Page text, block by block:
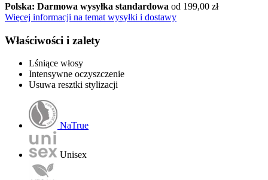
Polska: Darmowa wysyłka standardowa od 199,00 zł
Więcej informacji na temat wysyłki i dostawy
Właściwości i zalety
Lśniące włosy
Intensywne oczyszczenie
Usuwa resztki stylizacji
NaTrue
Unisex